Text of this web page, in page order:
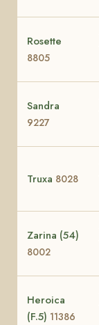
Rosette
8805
Sandra
9227
Truxa 8028
Zarina (54)
8002
Heroica
(F.5) 11386